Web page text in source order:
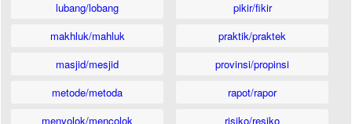
lubang/lobang
makhluk/mahluk
masjid/mesjid
metode/metoda
menyolok/mencolok
pikir/fikir
praktik/praktek
provinsi/propinsi
rapot/rapor
risiko/resiko